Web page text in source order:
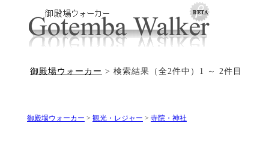
御殿場ウォーカー > 検索結果（全2件中）1 ～ 2件目
御殿場ウォーカー > 観光・レジャー > 寺院・神社